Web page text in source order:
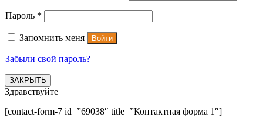
Пароль *
Запомнить меня Войти
Забыли свой пароль?
ЗАКРЫТЬ
Здравствуйте
[contact-form-7 id=”69038″ title=”Контактная форма 1″]